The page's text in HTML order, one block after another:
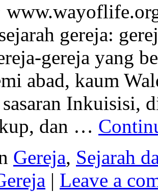
gereja:
gereja yang
abad, kaum
Inkuisisi,
dan …
Gereja, Sejarah
| Leave a